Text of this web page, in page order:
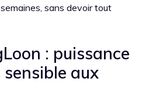
sans devoir tout
: puissance
aux